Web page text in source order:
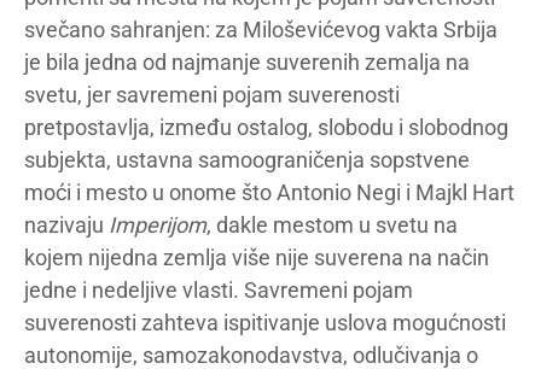
svečano sahranjen: za Miloševićevog vakta Srbija
je bila jedna od najmanje suverenih zemalja na
svetu, jer savremeni pojam suverenosti
pretpostavlja, između ostalog, slobodu i slobodnog
subjekta, ustavna samoograničenja sopstvene
moći i mesto u onome što Antonio Negi i Majkl Hart
nazivaju Imperijom, dakle mestom u svetu na
kojem nijedna zemlja više nije suverena na način
jedne i nedeljive vlasti. Savremeni pojam
suverenosti zahteva ispitivanje uslova mogućnosti
autonomije, samozakonodavstva, odlučivanja o